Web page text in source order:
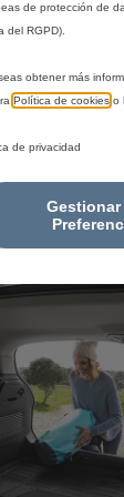
a la cesta
de protección de
del RGPD).
obtener más
Política de cookies o
de privacidad
Gestionar Mis